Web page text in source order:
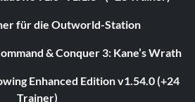
für die Outworld-Station
& Conquer 3: Kane’s Wrath
Enhanced Edition v1.54.0 (+24
Trainer)